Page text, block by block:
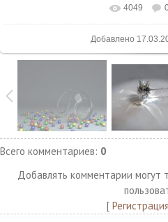
В реальном
4049
Добавлено
Всего комментариев: 0
Добавлять комментарии могут
[ Регистрация